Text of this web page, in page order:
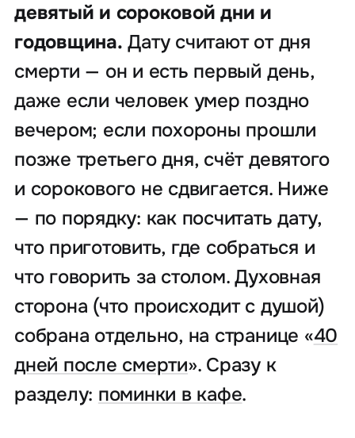
девятый и сороковой дни и
годовщина. Дату считают от дня
смерти — он и есть первый день,
даже если человек умер поздно
вечером; если похороны прошли
позже третьего дня, счёт девятого
и сорокового не сдвигается. Ниже
— по порядку: как посчитать дату,
что приготовить, где собраться и
что говорить за столом. Духовная
сторона (что происходит с душой)
собрана отдельно, на странице «40
дней после смерти». Сразу к
разделу: поминки в кафе.